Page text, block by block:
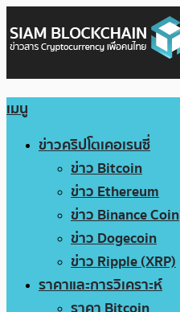
เมนู
ข่าวคริปโตเคอเรนซี่
ข่าว Bitcoin
ข่าว Ethereum
ข่าว Binance Coin
ข่าว Dogecoin
ข่าว Ripple (XRP)
ราคาและการวิเคราะห์